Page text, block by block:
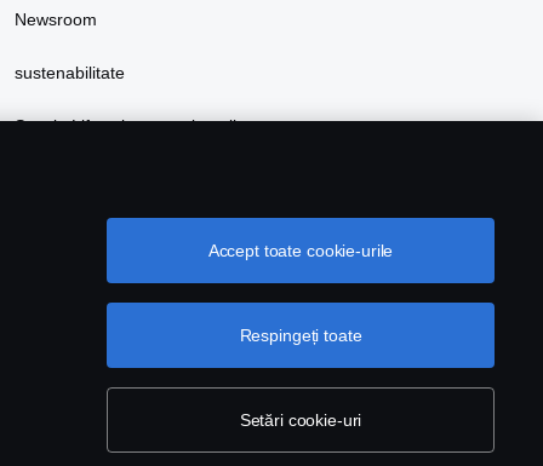
Newsroom
sustenabilitate
Scania Lifestyle magazin online
Setări cookie-uri
Respingeți toate
Accept toate cookie-urile